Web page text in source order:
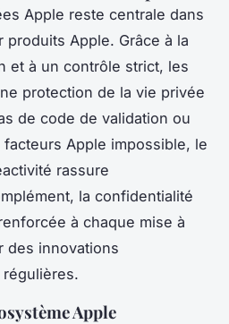
Apple reste centrale dans
produits Apple. Grâce à la
et à un contrôle strict, les
protection de la vie privée
de code de validation ou
facteurs Apple impossible, le
rassure
la confidentialité
à chaque mise à
des innovations
Apple